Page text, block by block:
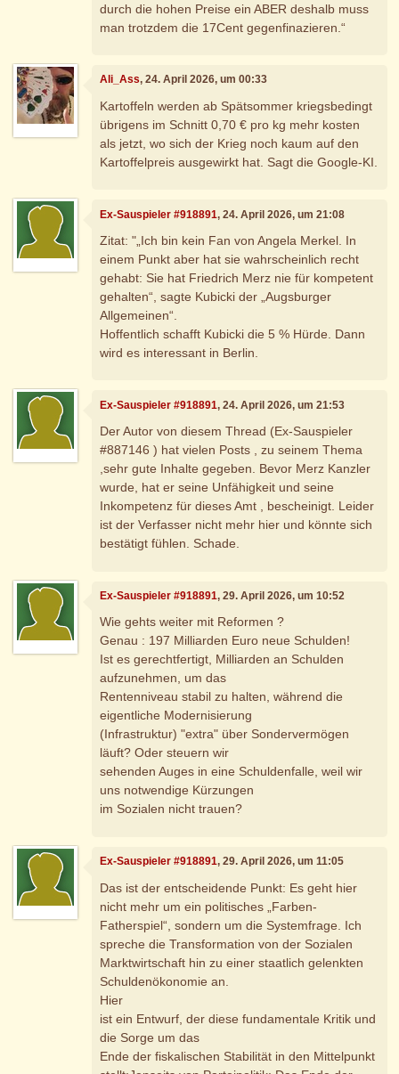
durch die hohen Preise ein ABER deshalb muss
man trotzdem die 17Cent gegenfinazieren.“
Ali_Ass, 24. April 2026, um 00:33
Kartoffeln werden ab Spätsommer kriegsbedingt
übrigens im Schnitt 0,70 € pro kg mehr kosten
als jetzt, wo sich der Krieg noch kaum auf den
Kartoffelpreis ausgewirkt hat. Sagt die Google-KI.
Ex-Sauspieler #918891, 24. April 2026, um 21:08
Zitat: "„Ich bin kein Fan von Angela Merkel. In
einem Punkt aber hat sie wahrscheinlich recht
gehabt: Sie hat Friedrich Merz nie für kompetent
gehalten“, sagte Kubicki der „Augsburger
Allgemeinen“.
Hoffentlich schafft Kubicki die 5 % Hürde. Dann
wird es interessant in Berlin.
Ex-Sauspieler #918891, 24. April 2026, um 21:53
Der Autor von diesem Thread (Ex-Sauspieler
#887146 ) hat vielen Posts , zu seinem Thema
,sehr gute Inhalte gegeben. Bevor Merz Kanzler
wurde, hat er seine Unfähigkeit und seine
Inkompetenz für dieses Amt , bescheinigt. Leider
ist der Verfasser nicht mehr hier und könnte sich
bestätigt fühlen. Schade.
Ex-Sauspieler #918891, 29. April 2026, um 10:52
Wie gehts weiter mit Reformen ?
Genau : 197 Milliarden Euro neue Schulden!
Ist es gerechtfertigt, Milliarden an Schulden
aufzunehmen, um das
Rentenniveau stabil zu halten, während die
eigentliche Modernisierung
(Infrastruktur) "extra" über Sondervermögen
läuft? Oder steuern wir
sehenden Auges in eine Schuldenfalle, weil wir
uns notwendige Kürzungen
im Sozialen nicht trauen?
Ex-Sauspieler #918891, 29. April 2026, um 11:05
Das ist der entscheidende Punkt: Es geht hier
nicht mehr um ein politisches „Farben-
Fatherspiel“, sondern um die Systemfrage. Ich
spreche die Transformation von der Sozialen
Marktwirtschaft hin zu einer staatlich gelenkten
Schuldenökonomie an.
Hier
ist ein Entwurf, der diese fundamentale Kritik und
die Sorge um das
Ende der fiskalischen Stabilität in den Mittelpunkt